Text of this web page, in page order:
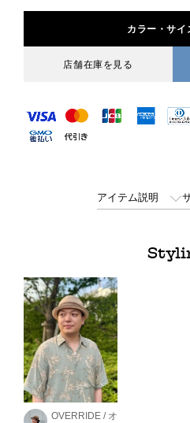
カラー・サイ
店舗在庫を見る
アイテム説明
OVERRIDE / オ